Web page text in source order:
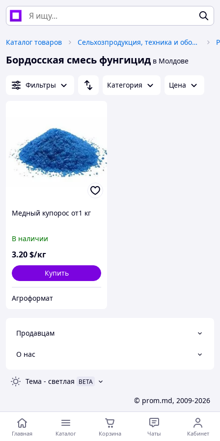
Каталог товаров Сельхозпродукция, техника и оборудование
Бордосская смесь фунгицид в Молдове
Фильтры Категория Цена
Медный купорос от1 кг
В наличии
3.20$/кг
Купить
Агроформат
Продавцам
О нас
Тема - светлая BETA
© prom.md, 2009-2026
Главная Каталог Корзина Чаты Кабинет